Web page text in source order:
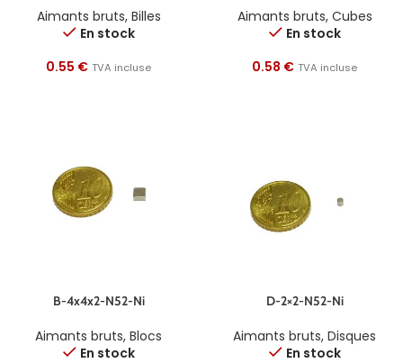
Aimants bruts, Billes
En stock
0.55 € TVA incluse
Aimants bruts, Cubes
En stock
0.58 € TVA incluse
B-4x4x2-N52-Ni
Aimants bruts, Blocs
En stock
D-2×2-N52-Ni
Aimants bruts, Disques
En stock